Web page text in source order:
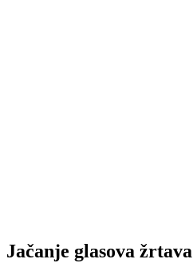
Jačanje glasova žrtava